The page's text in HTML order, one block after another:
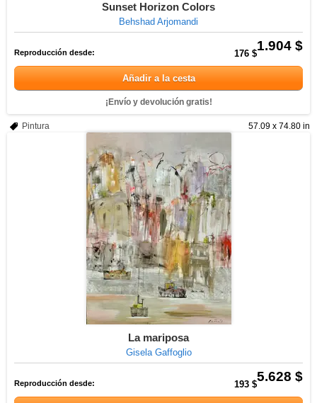
Sunset Horizon Colors
Behshad Arjomandi
1.904 $
Reproducción desde: 176 $
Añadir a la cesta
¡Envío y devolución gratis!
57.09 x 74.80 in
Pintura
La mariposa
Gisela Gaffoglio
5.628 $
Reproducción desde: 193 $